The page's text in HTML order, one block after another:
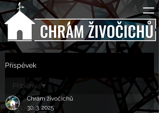
Příspěvek
Příběhy
Příběhy
Chrám živočichů
30. 3. 2025